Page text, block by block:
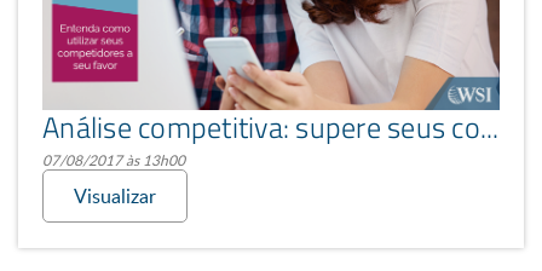
Análise competitiva: supere seus concorrentes na internet
07/08/2017 às 13h00
Visualizar